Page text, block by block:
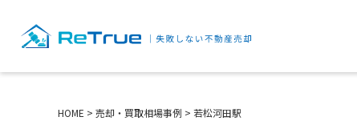
HOME > 売却・買取相場事例 > 若松河田駅